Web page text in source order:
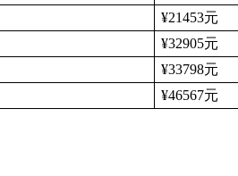
¥21453元
¥32905元
¥33798元
¥46567元